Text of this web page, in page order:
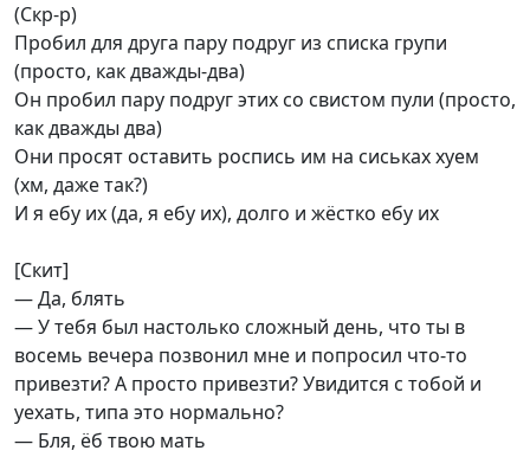
(Скр-р)
Пробил для друга пару подруг из списка групи
(просто, как дважды-два)
Он пробил пару подруг этих со свистом пули (просто,
как дважды два)
Они просят оставить роспись им на сиськах хуем
(хм, даже так?)
И я ебу их (да, я ебу их), долго и жёстко ебу их
[Скит]
— Да, блять
— У тебя был настолько сложный день, что ты в
восемь вечера позвонил мне и попросил что-то
привезти? А просто привезти? Увидится с тобой и
уехать, типа это нормально?
— Бля, ёб твою мать